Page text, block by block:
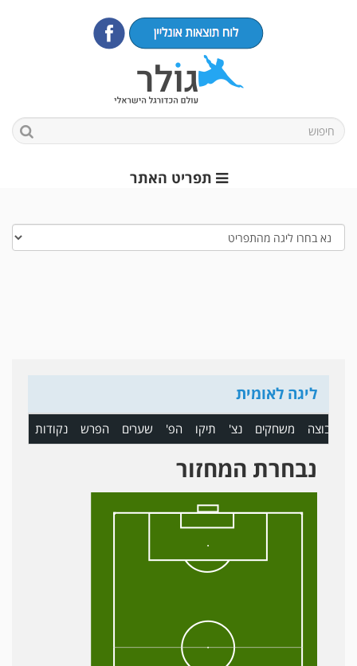
תפריט האתר
ליגה לאומית
קבוצה משחקים נצ' תיקו הפ' שערים הפרש נקודות
נבחרת המחזור